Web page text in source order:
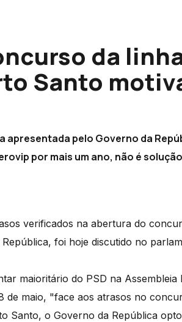
da
Santo
apresentada pelo Governo da
por mais um ano, não é solução
verificados na abertura do
foi hoje discutido no
maioritário do PSD na Assembleia
de maio, "face aos atrasos no
Santo, o Governo da República